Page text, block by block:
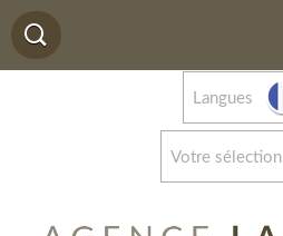
Langues
votre sélection